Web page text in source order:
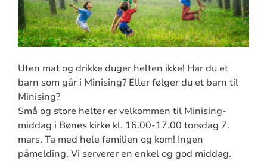
Uten mat og drikke duger helten ikke! Har du et
barn som går i Minising? Eller følger du et barn til
Minising?
Små og store helter er velkommen til Minising-
middag i Bønes kirke kl. 16.00-17.00 torsdag 7.
mars. Ta med hele familien og kom! Ingen
påmelding. Vi serverer en enkel og god middag.